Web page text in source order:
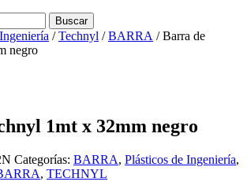
Buscar
/Technyl /BARRA / Barra de
negro
1mt x 32mm negro
Categorías: BARRA, Plásticos de Ingeniería,
, TECHNYL